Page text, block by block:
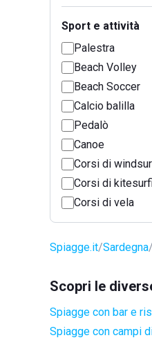
Sport e attività
Palestra
Beach Volley
Beach Soccer
Calcio balilla
Pedalò
Canoe
Corsi di
Corsi di
Corsi di vela
Spiagge.it Sardegna
Scopri le
Spiagge con bar e
Spiagge con campi